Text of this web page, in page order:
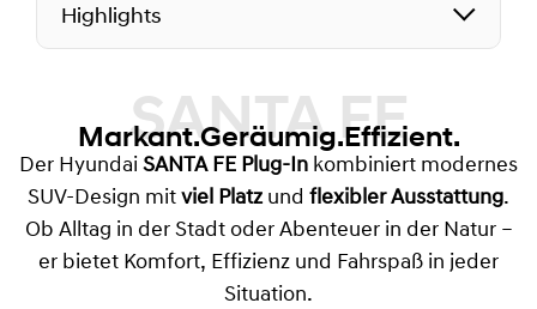
Highlights
SANTA FE
Markant.Geräumig.Effizient.
Der Hyundai SANTA FE Plug-In kombiniert modernes
SUV-Design mit viel Platz und flexibler Ausstattung.
Ob Alltag in der Stadt oder Abenteuer in der Natur –
er bietet Komfort, Effizienz und Fahrspaß in jeder
Situation.